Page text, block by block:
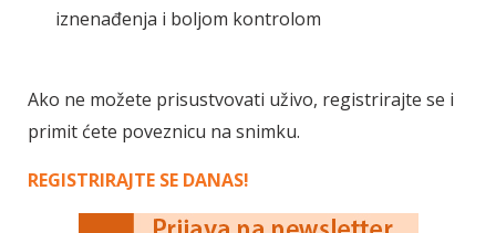
iznenađenja i boljom kontrolom
Ako ne možete prisustvovati uživo, registrirajte se i
primit ćete poveznicu na snimku.
REGISTRIRAJTE SE DANAS!